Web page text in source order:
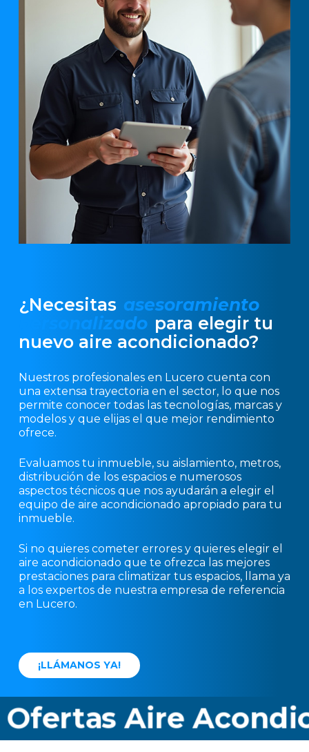
¿Necesitas asesoramiento
personalizado para elegir tu
nuevo aire acondicionado?
Nuestros profesionales en Lucero cuenta con
una extensa trayectoria en el sector, lo que nos
permite conocer todas las tecnologías, marcas y
modelos y que elijas el que mejor rendimiento
ofrece.
Evaluamos tu inmueble, su aislamiento, metros,
distribución de los espacios e numerosos
aspectos técnicos que nos ayudarán a elegir el
equipo de aire acondicionado apropiado para tu
inmueble.
Si no quieres cometer errores y quieres elegir el
aire acondicionado que te ofrezca las mejores
prestaciones para climatizar tus espacios, llama ya
a los expertos de nuestra empresa de referencia
en Lucero.
¡LLÁMANOS YA!
Aire